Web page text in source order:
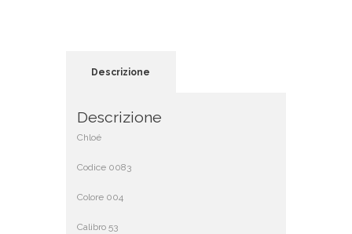
Descrizione
Descrizione
Chloé
Codice 0083
Colore 004
Calibro 53